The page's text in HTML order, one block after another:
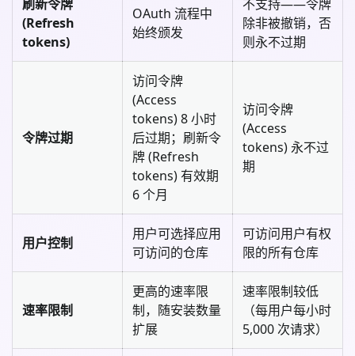
刷新令牌
(Refresh
tokens)
OAuth 流程中
始终颁发
不支持——令牌
除非被撤销，否
则永不过期
令牌过期
访问令牌
(Access
tokens) 8 小时
后过期；刷新令
牌 (Refresh
tokens) 有效期
6 个月
访问令牌
(Access
tokens) 永不过
期
用户控制
用户可选择应用
可访问的仓库
可访问用户有权
限的所有仓库
速率限制
更高的速率限
制，随安装数量
扩展
速率限制较低
（每用户每小时
5,000 次请求）